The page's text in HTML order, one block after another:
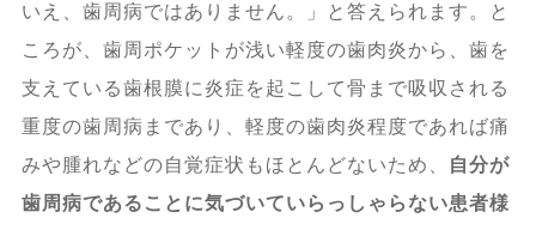
いえ、歯周病ではありません。」と答えられます。と
ころが、歯周ポケットが浅い軽度の歯肉炎から、歯を
支えている歯根膜に炎症を起こして骨まで吸収される
重度の歯周病まであり、軽度の歯肉炎程度であれば痛
みや腫れなどの自覚症状もほとんどないため、
自分が
歯周病であることに気づいていらっしゃらない患者様